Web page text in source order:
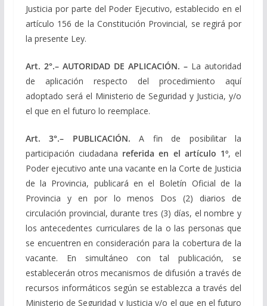
Justicia por parte del Poder Ejecutivo, establecido en el
artículo 156 de la Constitución Provincial, se regirá por
la presente Ley.
Art. 2°.– AUTORIDAD DE APLICACIÓN.– La autoridad
de aplicación respecto del procedimiento aquí
adoptado será el Ministerio de Seguridad y Justicia, y/o
el que en el futuro lo reemplace.
Art. 3°.– PUBLICACIÓN.A fin de posibilitar la
participación ciudadana referida en el artículo 1º, el
Poder ejecutivo ante una vacante en la Corte de Justicia
de la Provincia, publicará en el Boletín Oficial de la
Provincia y en por lo menos Dos (2) diarios de
circulación provincial, durante tres (3) días, el nombre y
los antecedentes curriculares de la o las personas que
se encuentren en consideración para la cobertura de la
vacante. En simultáneo con tal publicación, se
establecerán otros mecanismos de difusión a través de
recursos informáticos según se establezca a través del
Ministerio de Seguridad y Justicia y/o el que en el futuro